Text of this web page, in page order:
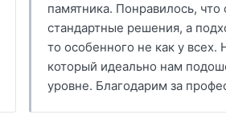
памятника. Понравилось,
стандартные решения, а
то особенного не как у
который идеально нам
уровне. Благодарим за